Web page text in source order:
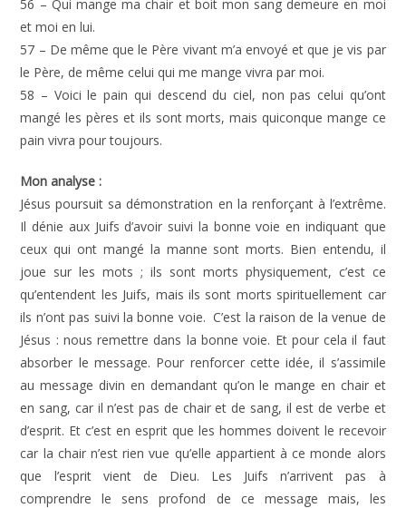
56 – Qui mange ma chair et boit mon sang demeure en moi
et moi en lui.
57 – De même que le Père vivant m’a envoyé et que je vis par
le Père, de même celui qui me mange vivra par moi.
58 – Voici le pain qui descend du ciel, non pas celui qu’ont
mangé les pères et ils sont morts, mais quiconque mange ce
pain vivra pour toujours.
Mon analyse :
Jésus poursuit sa démonstration en la renforçant à l’extrême.
Il dénie aux Juifs d’avoir suivi la bonne voie en indiquant que
ceux qui ont mangé la manne sont morts. Bien entendu, il
joue sur les mots ; ils sont morts physiquement, c’est ce
qu’entendent les Juifs, mais ils sont morts spirituellement car
ils n’ont pas suivi la bonne voie. C’est la raison de la venue de
Jésus : nous remettre dans la bonne voie. Et pour cela il faut
absorber le message. Pour renforcer cette idée, il s’assimile
au message divin en demandant qu’on le mange en chair et
en sang, car il n’est pas de chair et de sang, il est de verbe et
d’esprit. Et c’est en esprit que les hommes doivent le recevoir
car la chair n’est rien vue qu’elle appartient à ce monde alors
que l’esprit vient de Dieu. Les Juifs n’arrivent pas à
comprendre le sens profond de ce message mais, les